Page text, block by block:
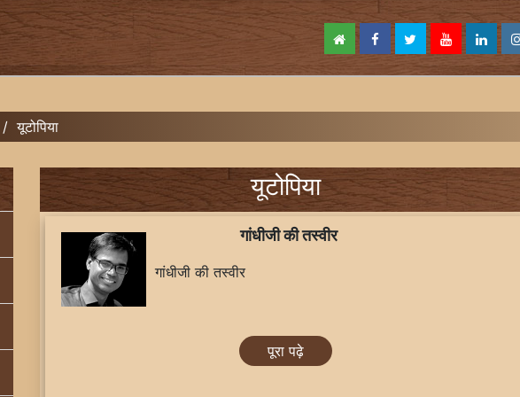
/ यूटोपिया
यूटोपिया
गांधीजी की तस्वीर
गांधीजी की तस्वीर
पूरा पढ़े